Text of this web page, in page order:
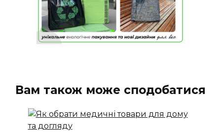
Вам також може сподобатися